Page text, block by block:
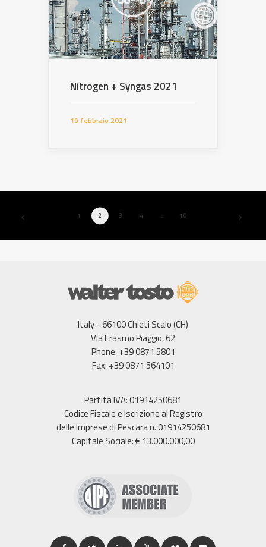
Nitrogen + Syngas 2021
19 febbraio 2021
1 2 3 4 … 10
Italy - 66100 Chieti Scalo (CH)
Via Erasmo Piaggio, 62
Phone: +39 0871 5801
Fax: +39 0871 564101
Partita IVA: 01914250681
Codice Fiscale e Iscrizione al Registro
delle Imprese di Pescara n. 01914250681
Capitale Sociale: € 13.000.000,00